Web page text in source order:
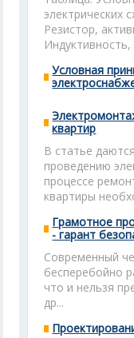
электрических
Резистор,
Условная
квартир
В статье
проведению
процессе
квартиры
Грамотное
- гарант
Современный
бесперебойно
что и нельзя
др...